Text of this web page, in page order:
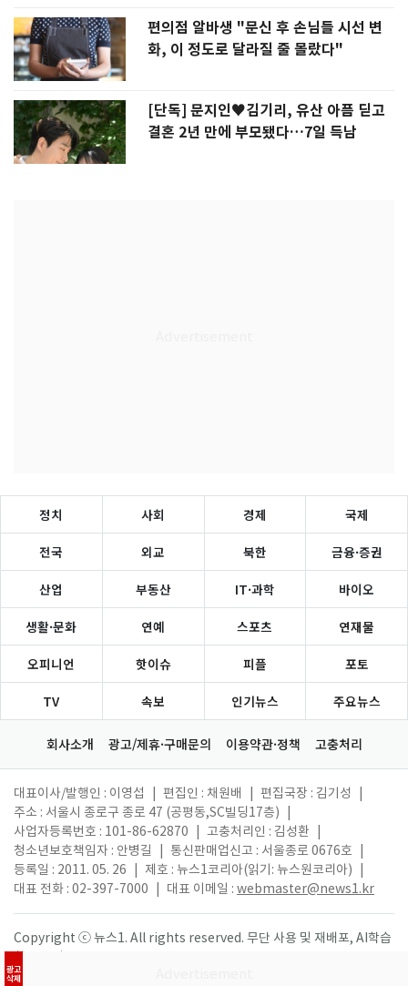
편의점 알바생 "문신 후 손님들 시선 변
화, 이 정도로 달라질 줄 몰랐다"
[단독] 문지인♥김기리, 유산 아픔 딛고
결혼 2년 만에 부모됐다…7일 득남
광고
삭제
정치 사회 경제 국제
전국 외교 북한 금융·증권
산업 부동산 IT·과학 바이오
생활·문화 연예 스포츠 연재물
오피니언 핫이슈 피플 포토
TV 속보 인기뉴스 주요뉴스
회사소개 광고/제휴·구매문의 이용약관·정책 고충처리
대표이사/발행인 : 이영섭 편집인 : 채원배 편집국장 : 김기성
주소 : 서울시 종로구 종로 47 (공평동,SC빌딩17층)
사업자등록번호 : 101-86-62870
고충처리인 : 김성환
청소년보호책임자 : 안병길
통신판매업신고 : 서울종로 0676호
등록일 : 2011. 05. 26
제호 : 뉴스1코리아(읽기: 뉴스원코리아)
대표 전화 : 02-397-7000
대표 이메일 : webmaster@news1.kr
Copyright ⓒ 뉴스1. All rights reserved. 무단 사용 및 재배포, AI학습
활용 금지.